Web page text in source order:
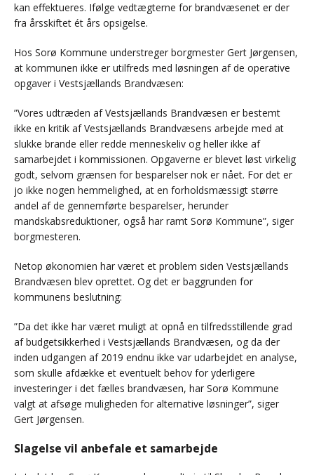
kan effektueres. Ifølge vedtægterne for brandvæsenet er der
fra årsskiftet ét års opsigelse.
Hos Sorø Kommune understreger borgmester Gert Jørgensen,
at kommunen ikke er utilfreds med løsningen af de operative
opgaver i Vestsjællands Brandvæsen:
”Vores udtræden af Vestsjællands Brandvæsen er bestemt
ikke en kritik af Vestsjællands Brandvæsens arbejde med at
slukke brande eller redde menneskeliv og heller ikke af
samarbejdet i kommissionen. Opgaverne er blevet løst virkelig
godt, selvom grænsen for besparelser nok er nået. For det er
jo ikke nogen hemmelighed, at en forholdsmæssigt større
andel af de gennemførte besparelser, herunder
mandskabsreduktioner, også har ramt Sorø Kommune”, siger
borgmesteren.
Netop økonomien har været et problem siden Vestsjællands
Brandvæsen blev oprettet. Og det er baggrunden for
kommunens beslutning:
”Da det ikke har været muligt at opnå en tilfredsstillende grad
af budgetsikkerhed i Vestsjællands Brandvæsen, og da der
inden udgangen af 2019 endnu ikke var udarbejdet en analyse,
som skulle afdække et eventuelt behov for yderligere
investeringer i det fælles brandvæsen, har Sorø Kommune
valgt at afsøge muligheden for alternative løsninger”, siger
Gert Jørgensen.
Slagelse vil anbefale et samarbejde